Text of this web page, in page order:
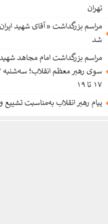
تهران
مراسم بزرگداشت «آقای شهید
شد
مراسم بزرگداشت امام مجاهد
۱۷ تا ۱۹
پیام رهبر انقلاب به‌مناسبت تشییع